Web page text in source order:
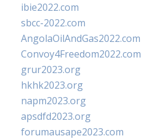
ibie2022.com
sbcc-2022.com
AngolaOilAndGas2022.com
Convoy4Freedom2022.com
grur2023.org
hkhk2023.org
napm2023.org
apsdfd2023.org
forumausape2023.com